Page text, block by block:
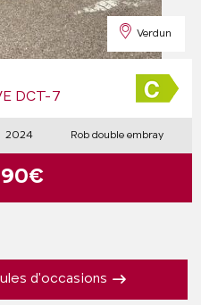
Verdun
DCT-7
2024 Rob double embray
d'occasions